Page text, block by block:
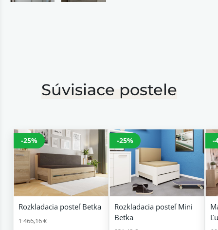
Súvisiace postele
-25%
Rozkladacia posteľ Betka
1 466,16 €
-25%
Rozkladacia posteľ Mini
Betka
-